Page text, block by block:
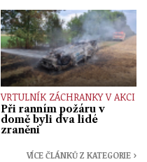
VRTULNÍK ZÁCHRANKY V AKCI
Při ranním požáru v
domě byli dva lidé
zraněni
VÍCE ČLÁNKŮ Z KATEGORIE ›